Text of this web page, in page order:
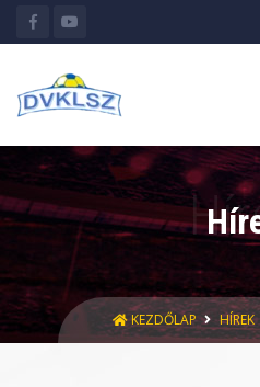
KEZDŐLAP HÍREK